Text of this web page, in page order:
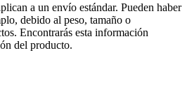
a un envío estándar. Pueden haber
debido al peso, tamaño o
Encontrarás esta información
del producto.